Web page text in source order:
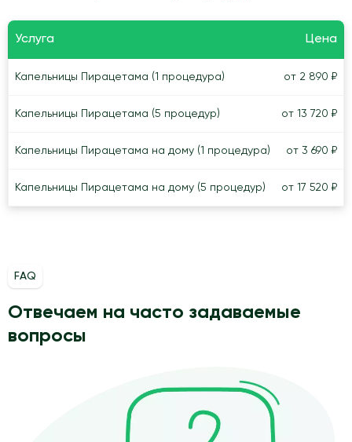
Услуга Цена
Капельницы Пирацетама (1 процедура) от 2 890 ₽
Капельницы Пирацетама (5 процедур) от 13 720 ₽
Капельницы Пирацетама на дому (1 процедура) от 3 690 ₽
Капельницы Пирацетама на дому (5 процедур) от 17 520 ₽
FAQ
Отвечаем на часто задаваемые
вопросы